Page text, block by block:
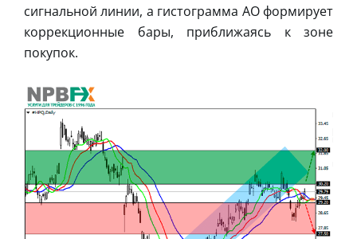
сигнальной линии, а гистограмма АО формирует
коррекционные бары, приближаясь к зоне
покупок.